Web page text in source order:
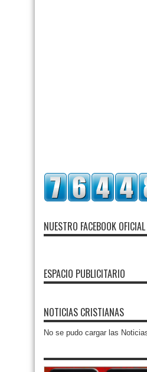
NUESTRO FACEBOOK OFICIAL
ESPACIO PUBLICITARIO
NOTICIAS CRISTIANAS
No se pudo cargar las